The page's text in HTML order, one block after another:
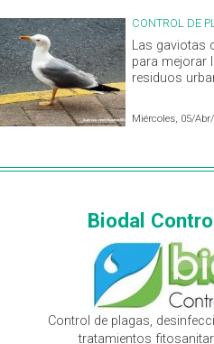
CONTROL DE
Las gaviotas
para mejorar
residuos
Miércoles, 05/
Biodal
Control de plagas,
tratamientos